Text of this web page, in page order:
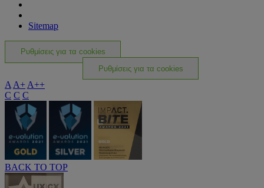
Sitemap
Ρυθμίσεις για τα cookies
Ρυθμίσεις για τα cookies
A A+ A++
C C C
BACK TO TOP